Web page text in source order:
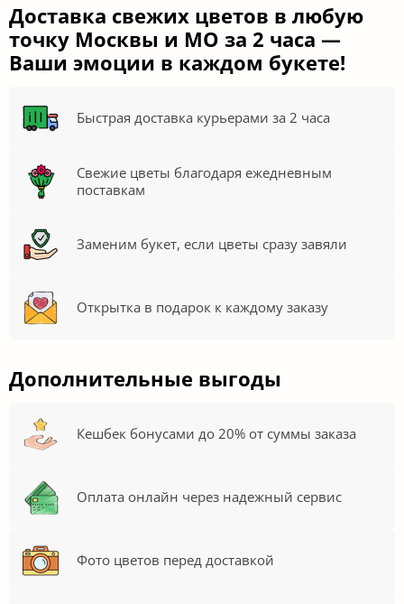
Доставка свежих цветов в любую
точку Москвы и МО за 2 часа —
Ваши эмоции в каждом букете!
Быстрая доставка курьерами за 2 часа
Свежие цветы благодаря ежедневным
поставкам
Заменим букет, если цветы сразу завяли
Открытка в подарок к каждому заказу
Дополнительные выгоды
Кешбек бонусами до 20% от суммы заказа
Оплата онлайн через надежный сервис
Фото цветов перед доставкой